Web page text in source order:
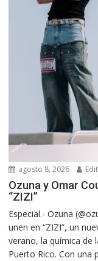
agosto 8, 2026
Ozuna y Omar
“ZIZI”
Especial.- Ozuna
unen en “ZIZI”, un
verano, la química de
Puerto Rico. Con una